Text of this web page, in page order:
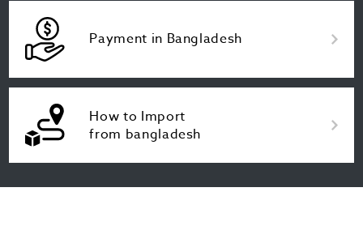
Payment in Bangladesh
How to Import
from bangladesh